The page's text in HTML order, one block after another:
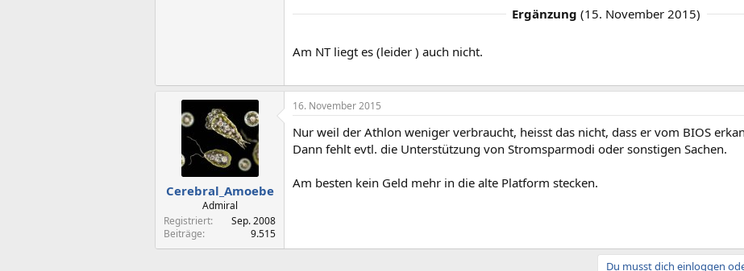
Ergänzung (15. November 2015)
Am NT liegt es (leider ) auch nicht.
Cerebral_Amoebe
Admiral
Registriert
Sep. 2008
Beiträge
9.515
16. November 2015
Nur weil der Athlon weniger verbraucht, heisst das nicht, dass er vom BIOS
Dann fehlt evtl. die Unterstützung von Stromsparmodi oder sonstigen Sachen.
Am besten kein Geld mehr in die alte Platform stecken.
Du musst dich einloggen